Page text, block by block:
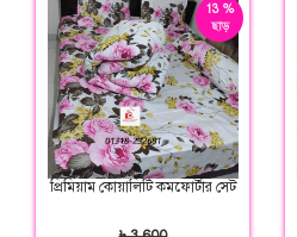
13 %
ছাড়
প্রিমিয়াম কোয়ালিটি কমফোর্টার সেট